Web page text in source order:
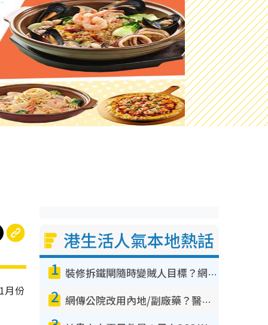
月份
港生活人氣本地熱話
1 裝修拆鐵閘隨時變賊人目標？網民揭2大關鍵用途：裝新式等於白裝？附新舊鐵閘分別
2 網傳公院改用內地/副廠藥？醫生拆解正副廠分別 揭4類人換藥隨時出事